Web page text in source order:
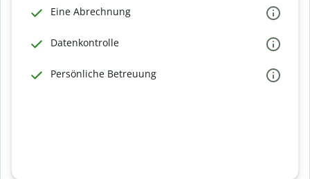
Eine Abrechnung
Datenkontrolle
Persönliche Betreuung